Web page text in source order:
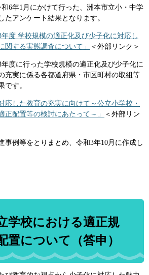
6年1月にかけて行った、洲本市立小・中学
たアンケート結果となります。
度 学校規模の適正化及び少子化に対応し
関する実態調査について」
＜外部リンク＞
度に行った学校規模の適正化及び少子化に
充実に係る各都道府県・市区町村の取組等
です。
応した教育の充実に向けて～公立小学校・
正配置等の検討にあたって～」
＜外部リン
事例等をとりまとめ、令和3年10月に作成し
学校における適正規
置について（答申）